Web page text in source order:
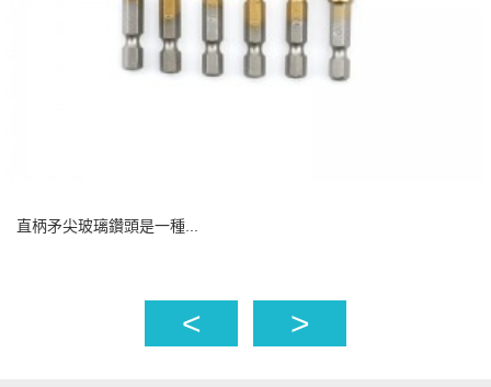
直柄矛尖玻璃鑽頭是一種...